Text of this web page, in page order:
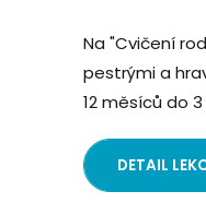
Na "Cvičení
pestrými a
12 měsíců do 3
DETAIL